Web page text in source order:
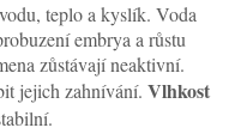
teplo a kyslík. Voda
embrya a růstu
zůstávají neaktivní.
jejich zahnívání. Vlhkost